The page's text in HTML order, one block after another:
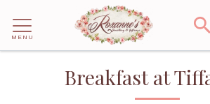
MENU
Breakfast at